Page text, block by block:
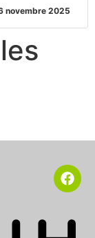
novembre 2025